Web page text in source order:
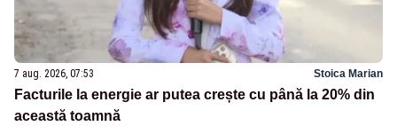
7 aug. 2026, 07:53 Stoica Marian
Facturile la energie ar putea crește cu până la 20% din
această toamnă